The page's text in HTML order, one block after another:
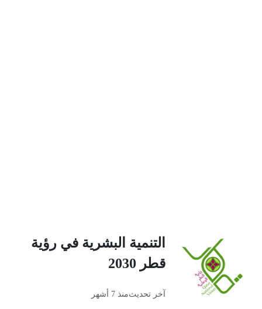
التنمية البشرية في رؤية
قطر 2030
آخر تحديثمنذ 7 أشهر